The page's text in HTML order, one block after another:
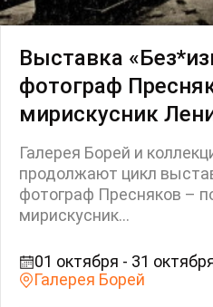
Выставка
фотограф
мирискусник
Галерея Борей и
продолжают цикл
фотограф Пресняков –
мирискусник...
01 октября - 31
Галерея Борей